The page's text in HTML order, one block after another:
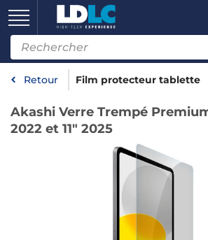
Retour Film protecteur tablette
Akashi Verre Trempé
2022 et 11" 2025